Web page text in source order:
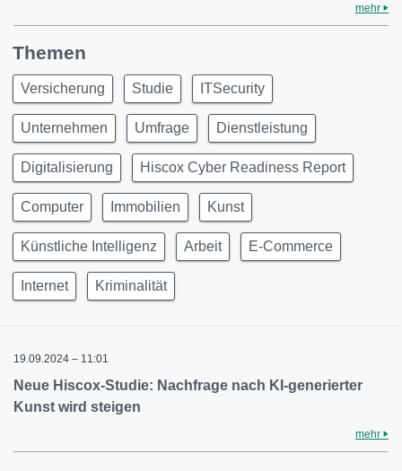
mehr
Themen
Versicherung Studie ITSecurity
Unternehmen Umfrage Dienstleistung
Digitalisierung Hiscox Cyber Readiness Report
Computer Immobilien Kunst
Künstliche Intelligenz Arbeit E-Commerce
Internet Kriminalität
19.09.2024 – 11:01
Neue Hiscox-Studie: Nachfrage nach KI-generierter
Kunst wird steigen
mehr